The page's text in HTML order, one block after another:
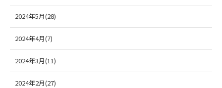
2024年5月(28)
2024年4月(7)
2024年3月(11)
2024年2月(27)